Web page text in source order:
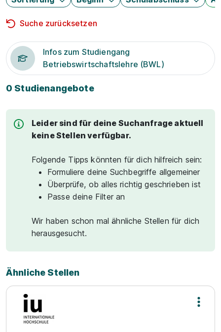
Suche zurücksetzen
Infos zum Studiengang
Betriebswirtschaftslehre (BWL)
0 Studienangebote
Leider sind für deine Suchanfrage aktuell
keine Stellen verfügbar.
Folgende Tipps könnten für dich hilfreich sein:
Formuliere deine Suchbegriffe allgemeiner
Überprüfe, ob alles richtig geschrieben ist
Passe deine Filter an
Wir haben schon mal ähnliche Stellen für dich
herausgesucht.
Ähnliche Stellen